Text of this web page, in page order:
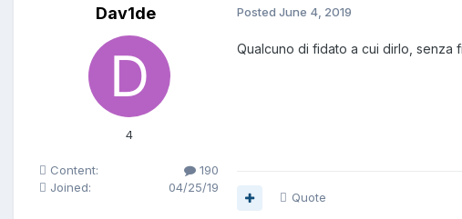
Dav1de
4
Content:
190
Joined:
04/25/19
Posted June 4, 2019
Qualcuno di fidato a cui dirlo, senza
Quote